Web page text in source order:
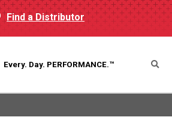
Find a Distributor
Every. Day. PERFORMANCE.™